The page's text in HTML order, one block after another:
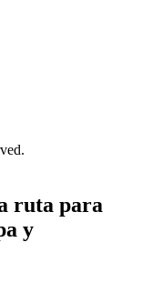
ruta para
y